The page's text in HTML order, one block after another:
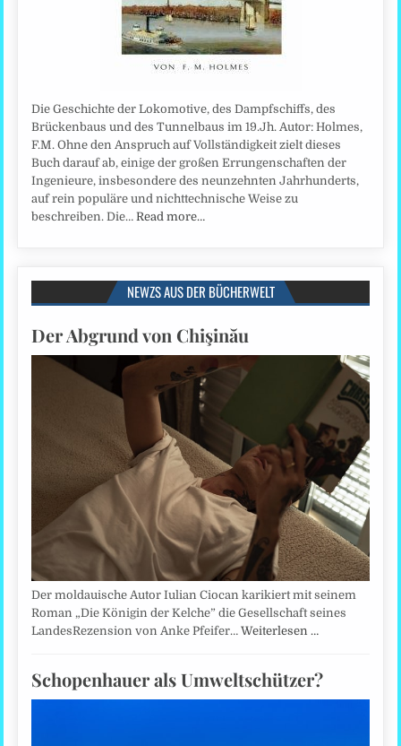
Die Geschichte der Lokomotive, des Dampfschiffs, des
Brückenbaus und des Tunnelbaus im 19.Jh. Autor: Holmes,
F.M. Ohne den Anspruch auf Vollständigkeit zielt dieses
Buch darauf ab, einige der großen Errungenschaften der
Ingenieure, insbesondere des neunzehnten Jahrhunderts,
auf rein populäre und nichttechnische Weise zu
beschreiben. Die…Read more…
NEWZS AUS DER BÜCHERWELT
Der Abgrund von Chişinău
Der moldauische Autor Iulian Ciocan karikiert mit seinem
Roman „Die Königin der Kelche” die Gesellschaft seines
LandesRezension von Anke Pfeifer…Weiterlesen …
Schopenhauer als Umweltschützer?